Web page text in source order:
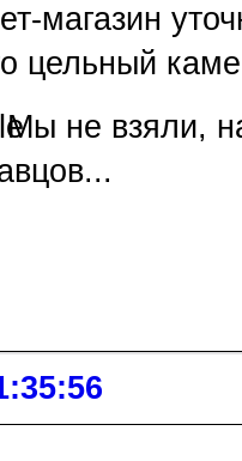
магазин
цельный
Мы не взяли,